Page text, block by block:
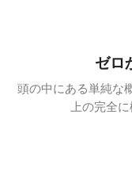
ゼロ
頭の中にある単純な
上の完全